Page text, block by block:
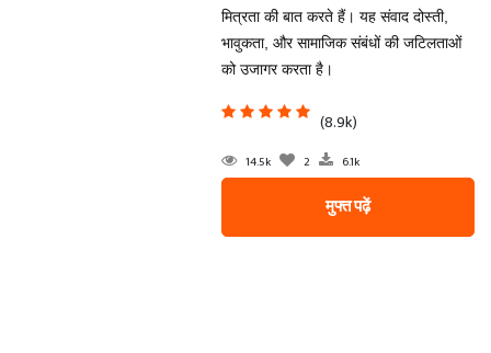
मित्रता की बात करते हैं। यह संवाद दोस्ती,
भावुकता, और सामाजिक संबंधों की जटिलताओं
को उजागर करता है।
(8.9k)
14.5k 2 6.1k
मुफ्त पढ़ें